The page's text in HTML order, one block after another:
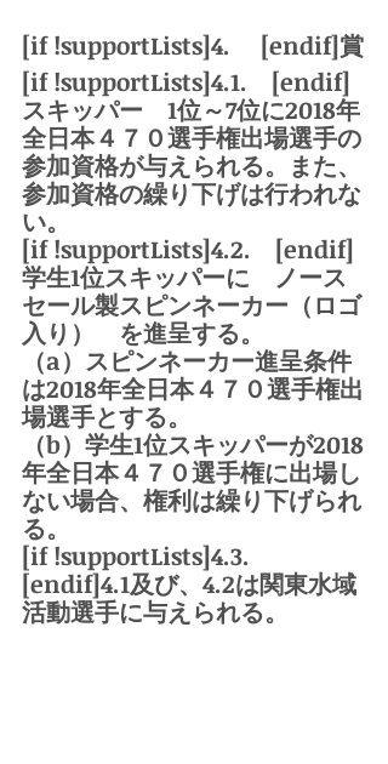
[if !supportLists]4.     [endif]賞
[if !supportLists]4.1.    [endif]
スキッパー　1位～7位に2018年
全日本４７０選手権出場選手の
参加資格が与えられる。また、
参加資格の繰り下げは行われな
い。
[if !supportLists]4.2.    [endif]
学生1位スキッパーに　ノース
セール製スピンネーカー（ロゴ
入り）　を進呈する。
（a）スピンネーカー進呈条件
は2018年全日本４７０選手権出
場選手とする。
（b）学生1位スキッパーが2018
年全日本４７０選手権に出場し
ない場合、権利は繰り下げられ
る。
[if !supportLists]4.3.
[endif]4.1及び、4.2は関東水域
活動選手に与えられる。